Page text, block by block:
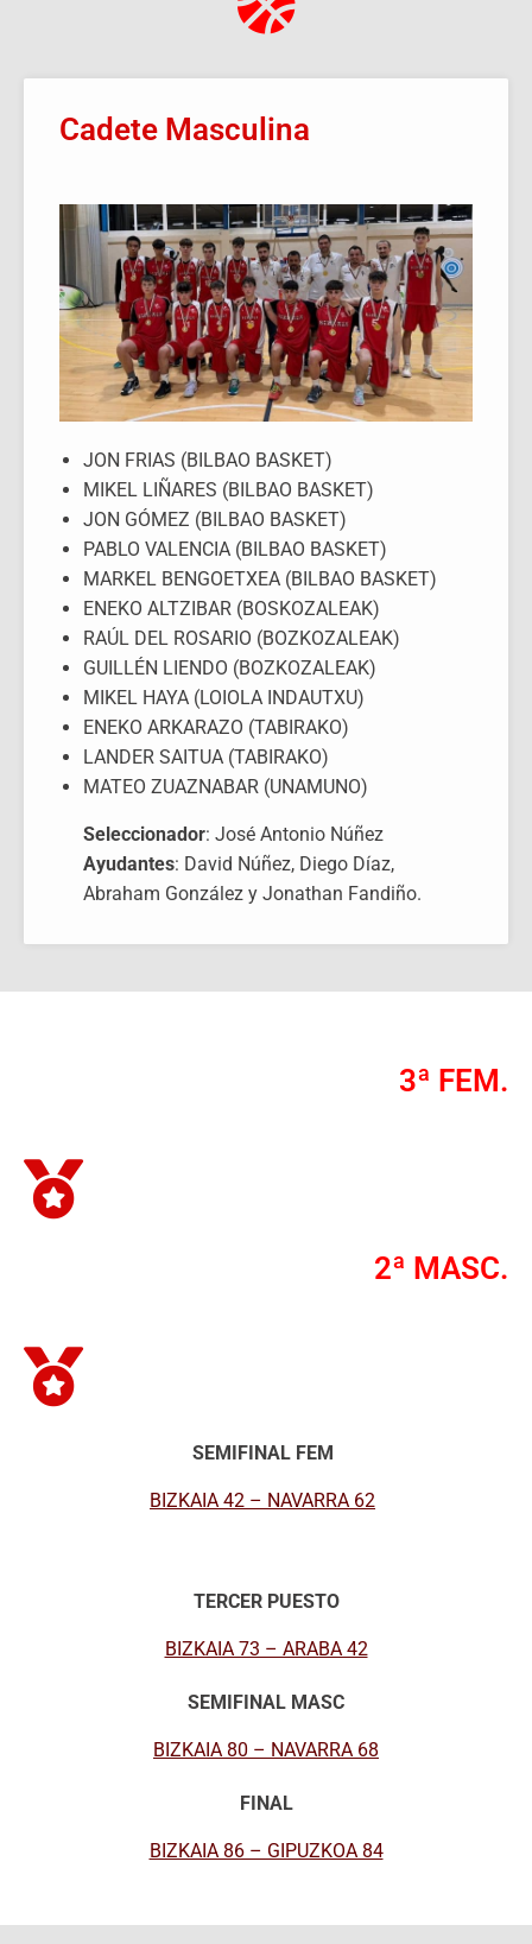
Cadete Masculina
JON FRIAS (BILBAO BASKET)
MIKEL LIÑARES (BILBAO BASKET)
JON GÓMEZ (BILBAO BASKET)
PABLO VALENCIA (BILBAO BASKET)
MARKEL BENGOETXEA (BILBAO BASKET)
ENEKO ALTZIBAR (BOSKOZALEAK)
RAÚL DEL ROSARIO (BOZKOZALEAK)
GUILLÉN LIENDO (BOZKOZALEAK)
MIKEL HAYA (LOIOLA INDAUTXU)
ENEKO ARKARAZO (TABIRAKO)
LANDER SAITUA (TABIRAKO)
MATEO ZUAZNABAR (UNAMUNO)
Seleccionador: José Antonio Núñez
Ayudantes: David Núñez, Diego Díaz,
Abraham González y Jonathan Fandiño.
3ª FEM.
2ª MASC.
SEMIFINAL FEM
BIZKAIA 42 – NAVARRA 62
TERCER PUESTO
BIZKAIA 73 – ARABA 42
SEMIFINAL MASC
BIZKAIA 80 – NAVARRA 68
FINAL
BIZKAIA 86 – GIPUZKOA 84